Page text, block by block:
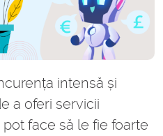
intensă și
a oferi servicii
face să le fie foarte